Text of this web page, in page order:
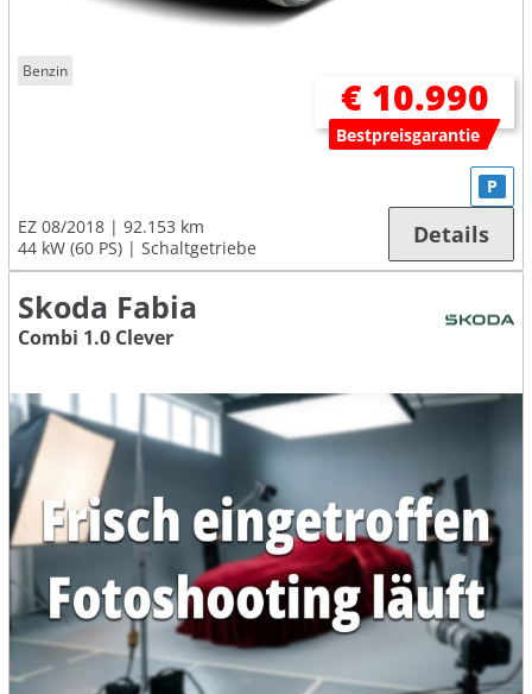
Benzin
€ 10.990
Bestpreisgarantie
EZ 08/2018
92.153 km
44 kW (60 PS)
Schaltgetriebe
P
Details
Skoda Fabia
Combi 1.0 Clever